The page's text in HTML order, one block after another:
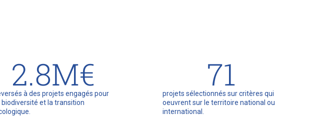
à des projets engagés pour
biodiversité et la transition
2.8M€
projets sélectionnés sur critères qui
oeuvrent sur le territoire national ou
international.
71